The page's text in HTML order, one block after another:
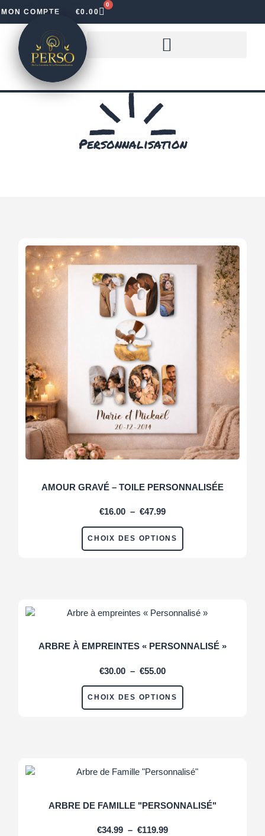
MON COMPTE €0.00
0
Personnalisation
AMOUR GRAVÉ – TOILE PERSONNALISÉE
€16.00 – €47.99
CHOIX DES OPTIONS
ARBRE À EMPREINTES « PERSONNALISÉ »
€30.00 – €55.00
CHOIX DES OPTIONS
ARBRE DE FAMILLE "PERSONNALISÉ"
€34.99 – €119.99